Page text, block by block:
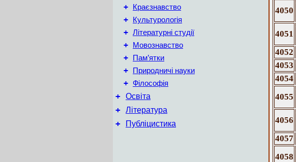
+ Краєзнавство
+ Культурологія
+ Літературні студії
+ Мовознавство
+ Пам’ятки
+ Природничі науки
+ Філософія
+ Освіта
+ Література
+ Публіцистика
4050
4051
4052
4053
4054
4055
4056
4057
4058